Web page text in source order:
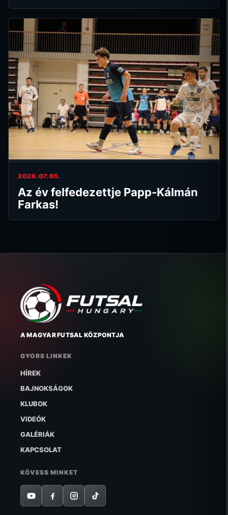
2026.07.05.
Az év felfedezettje Papp-Kálmán
Farkas!
A MAGYAR FUTSAL KÖZPONTJA
GYORS LINKEK
HÍREK
BAJNOKSÁGOK
KLUBOK
VIDEÓK
GALÉRIÁK
KAPCSOLAT
KÖVESS MINKET